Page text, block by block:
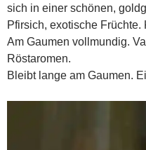
sich in einer schönen,
Pfirsich, exotische Früchte.
Am Gaumen vollmundig.
Röstaromen.
Bleibt lange am Gaumen.